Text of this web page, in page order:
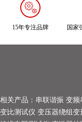
15年专注品牌 国家
相关产品： 串联谐振 变频
变比测试仪 变压器绕组变